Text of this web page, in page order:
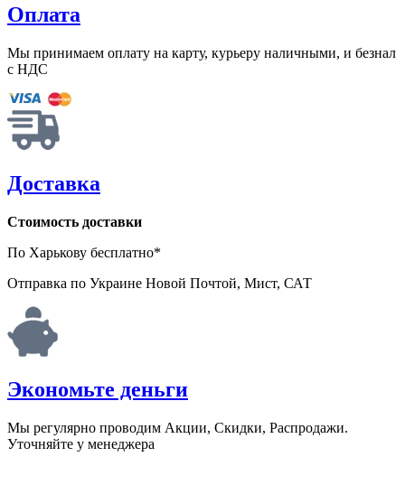
Оплата
Мы принимаем оплату на карту, курьеру наличными, и безнал
с НДС
Доставка
Стоимость доставки
По Харькову бесплатно*
Отправка по Украине Новой Почтой, Мист, САТ
Экономьте деньги
Мы регулярно проводим Акции, Скидки, Распродажи.
Уточняйте у менеджера